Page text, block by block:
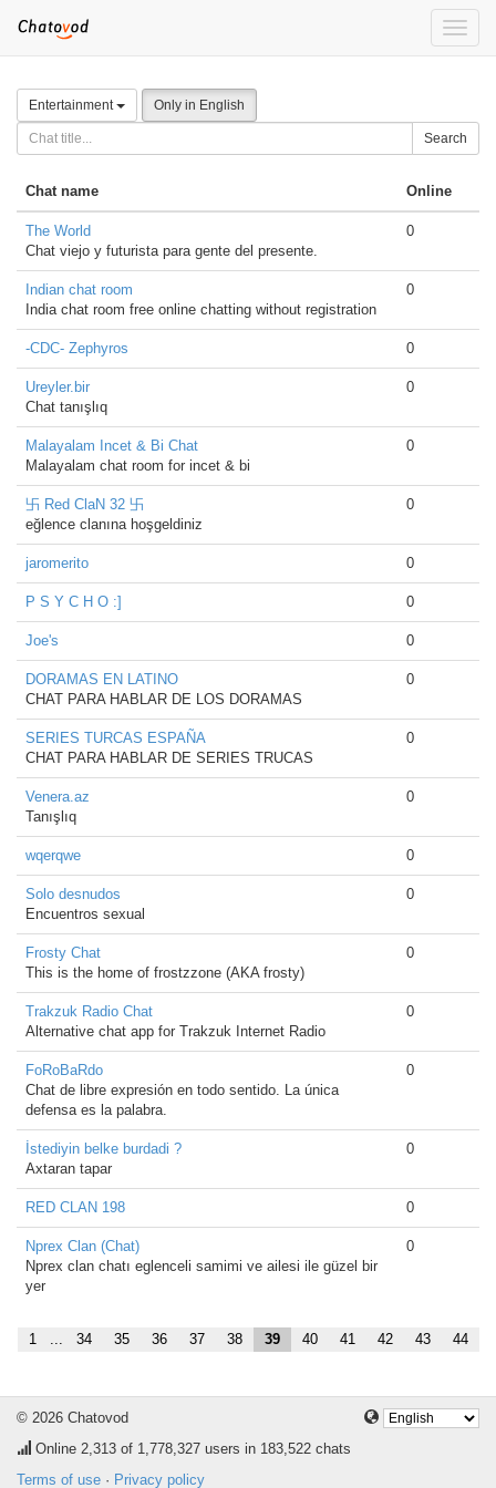
Toggle
Entertainment Only in English
Search
Chat name Online
The World
Chat viejo y futurista para gente del presente.
0
Indian chat room
India chat room free online chatting without registration
0
-CDC- Zephyros 0
Ureyler.bir
Chat tanışlıq
0
Malayalam Incet & Bi Chat
Malayalam chat room for incet & bi
0
卐 Red ClaN 32 卐
eğlence clanına hoşgeldiniz
0
jaromerito 0
P S Y C H O :] 0
Joe's 0
DORAMAS EN LATINO
CHAT PARA HABLAR DE LOS DORAMAS
0
SERIES TURCAS ESPAÑA
CHAT PARA HABLAR DE SERIES TRUCAS
0
Venera.az
Tanışlıq
0
wqerqwe 0
Solo desnudos
Encuentros sexual
0
Frosty Chat
This is the home of frostzzone (AKA frosty)
0
Trakzuk Radio Chat
Alternative chat app for Trakzuk Internet Radio
0
FoRoBaRdo
Chat de libre expresión en todo sentido. La única
defensa es la palabra.
0
İstediyin belke burdadi ?
Axtaran tapar
0
RED CLAN 198 0
Nprex Clan (Chat)
Nprex clan chatı eglenceli samimi ve ailesi ile güzel bir
yer
0
1 ... 34 35 36 37 38 39 40 41 42 43 44
© 2026 Chatovod
Online 2,313 of 1,778,327 users in 183,522 chats
Terms of use · Privacy policy